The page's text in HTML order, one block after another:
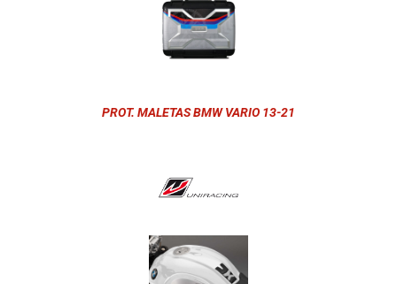
PROT. MALETAS BMW VARIO 13-21